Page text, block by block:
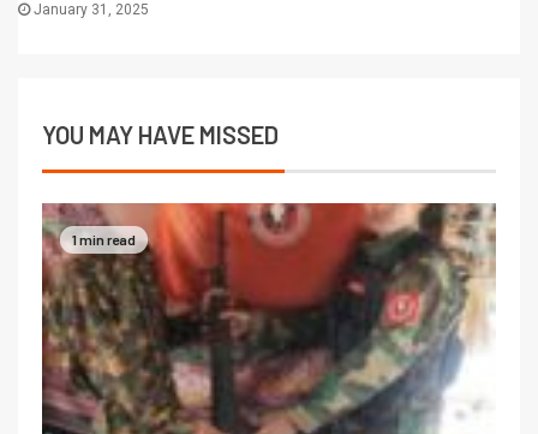
January 31, 2025
YOU MAY HAVE MISSED
1 min read